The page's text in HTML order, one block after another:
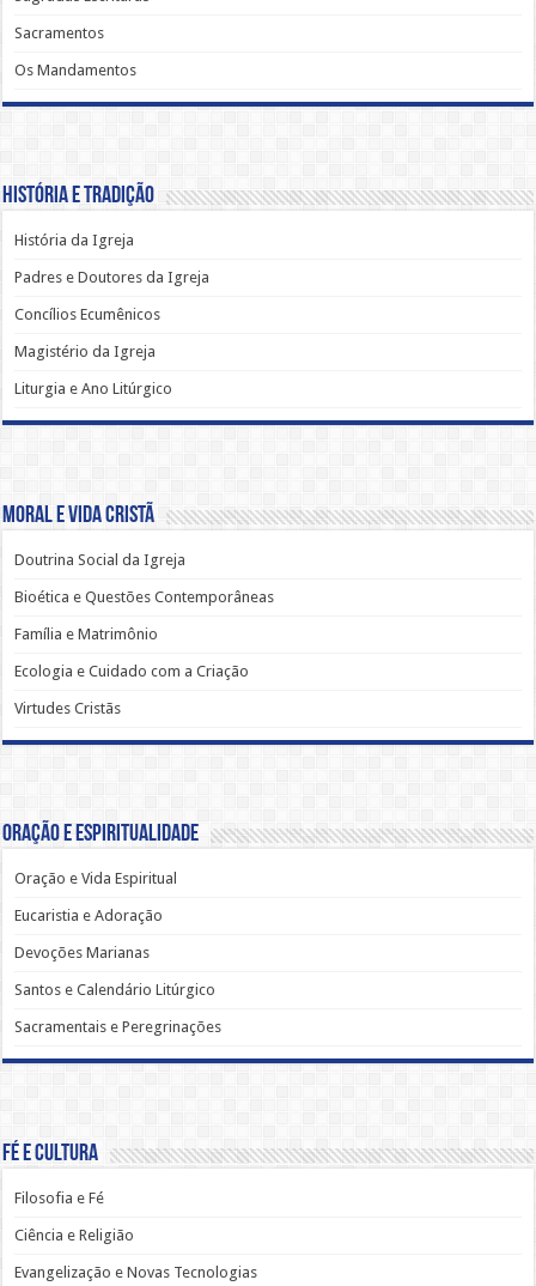
Sacramentos
Os Mandamentos
História e Tradição
História da Igreja
Padres e Doutores da Igreja
Concílios Ecumênicos
Magistério da Igreja
Liturgia e Ano Litúrgico
Moral e Vida Cristã
Doutrina Social da Igreja
Bioética e Questões Contemporâneas
Família e Matrimônio
Ecologia e Cuidado com a Criação
Virtudes Cristãs
Oração e Espiritualidade
Oração e Vida Espiritual
Eucaristia e Adoração
Devoções Marianas
Santos e Calendário Litúrgico
Sacramentais e Peregrinações
Fé e Cultura
Filosofia e Fé
Ciência e Religião
Evangelização e Novas Tecnologias